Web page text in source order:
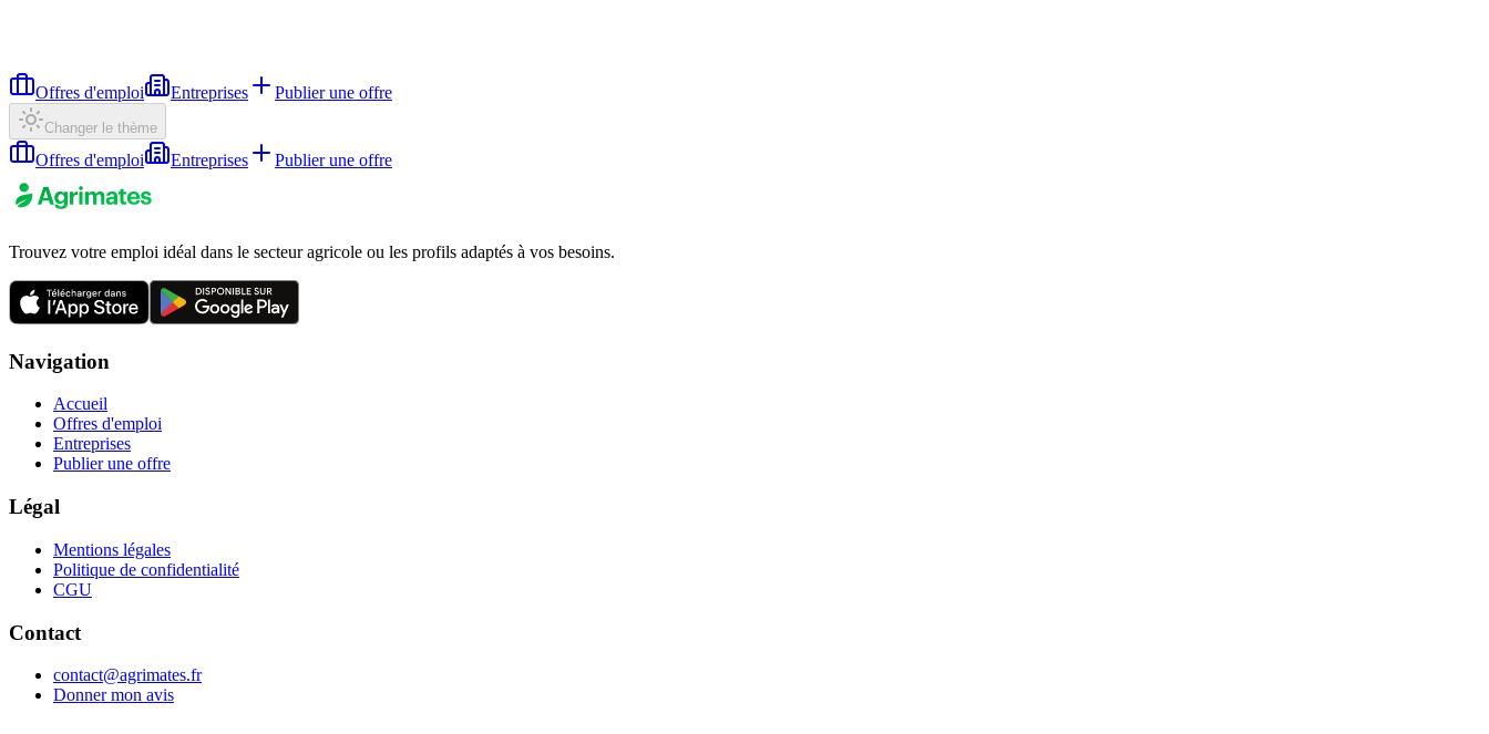
Offres d'emploi Entreprises Publier une offre
Changer le thème
Offres d'emploi Entreprises Publier une offre
Trouvez votre emploi idéal dans le secteur agricole ou les profils adaptés à vos besoins.
Navigation
Accueil
Offres d'emploi
Entreprises
Publier une offre
Légal
Mentions légales
Politique de confidentialité
CGU
Contact
contact@agrimates.fr
Donner mon avis